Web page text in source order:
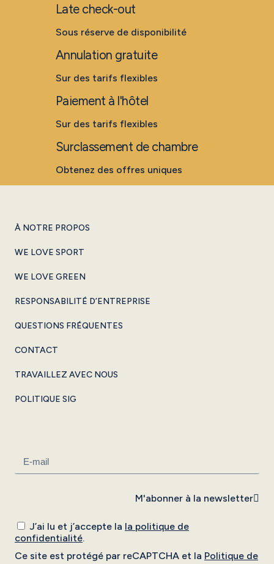
Late check-out
Sous réserve de disponibilité
Annulation gratuite
Sur des tarifs flexibles
Paiement à l'hôtel
Sur des tarifs flexibles
Surclassement de chambre
Obtenez des offres uniques
À NOTRE PROPOS
WE LOVE SPORT
WE LOVE GREEN
RESPONSABILITÉ D’ENTREPRISE
QUESTIONS FRÉQUENTES
CONTACT
TRAVAILLEZ AVEC NOUS
POLITIQUE SIG
J’ai lu et j’accepte la la politique de
confidentialité.
Ce site est protégé par reCAPTCHA et la Politique de
M'abonner à la newsletter